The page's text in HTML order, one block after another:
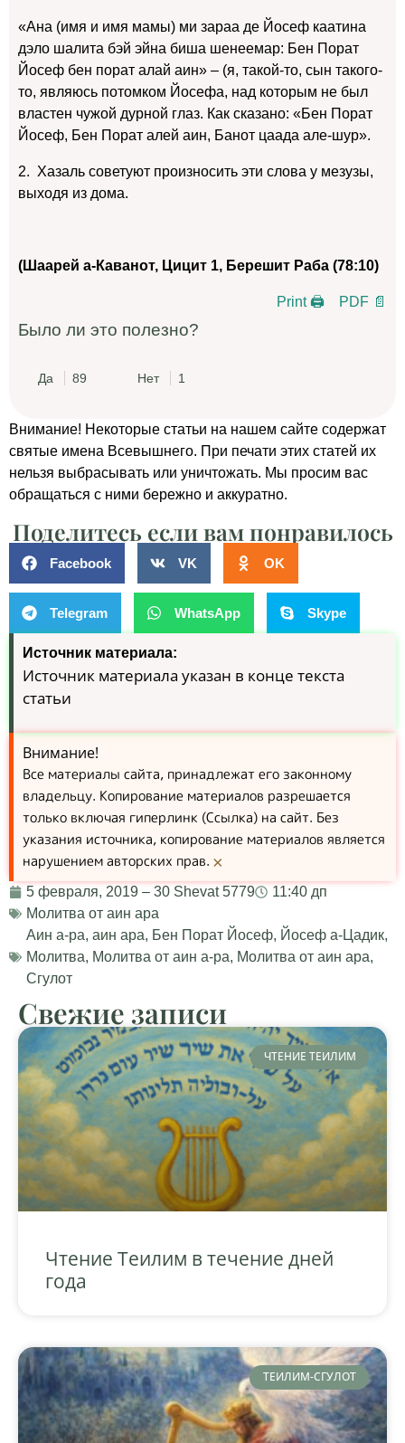
«Ана (имя и имя мамы) ми зараа де Йосеф каатина
дэло шалита бэй эйна биша шенеемар: Бен Порат
Йосеф бен порат алай аин» – (я, такой-то, сын такого-
то, являюсь потомком Йосефа, над которым не был
властен чужой дурной глаз. Как сказано: «Бен Порат
Йосеф, Бен Порат алей аин, Банот цаада але-шур».
2. Хазаль советуют произносить эти слова у мезузы,
выходя из дома.
(Шаарей а-Каванот, Цицит 1, Берешит Раба (78:10)
Print 🖨 PDF 📄
Было ли это полезно?
Да 89 Нет 1
Внимание! Некоторые статьи на нашем сайте содержат
святые имена Всевышнего. При печати этих статей их
нельзя выбрасывать или уничтожать. Мы просим вас
обращаться с ними бережно и аккуратно.
Поделитесь если вам понравилось
Facebook VK OK
Telegram WhatsApp Skype
Источник материала:
Источник материала указан в конце текста
статьи
Внимание!
Все материалы сайта, принадлежат его законному
владельцу. Копирование материалов разрешается
только включая гиперлинк (Ссылка) на сайт. Без
указания источника, копирование материалов является
нарушением авторских прав. ×
5 февраля, 2019 – 30 Shevat 5779
11:40 дп
Молитва от аин ара
Аин а-ра, аин ара, Бен Порат Йосеф, Йосеф а-Цадик,
Молитва, Молитва от аин а-ра, Молитва от аин ара,
Сгулот
Свежие записи
ЧТЕНИЕ ТЕИЛИМ
Чтение Теилим в течение дней
года
ТЕИЛИМ-СГУЛОТ